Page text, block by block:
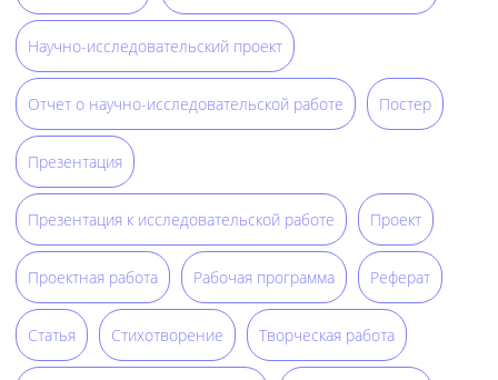
Научно-исследовательский проект
Отчет о научно-исследовательской работе Постер
Презентация
Презентация к исследовательской работе Проект
Проектная работа Рабочая программа Реферат
Статья Стихотворение Творческая работа